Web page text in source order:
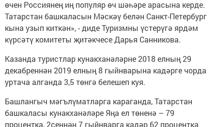
өчен Россиянең иң популяр өч шәһәре арасына керде.
Татарстан башкаласын Мәскәү белән Санкт-Петербург
кына узып киткән», - диде Туризмны үстерүгә ярдәм
күрсәтү комитеты җитәкчесе Дарья Санникова.
Казанда туристлар кунакханәләрне 2018 елның 29
декабреннән 2019 елның 8 гыйнварына кадәрге чорда
уртача алганда 3,5 төнгә белешеп куя.
Башлангыч мәгълүматларга караганда, Татарстан
башкаласы кунакханәләре Яңа ел төненә – 79
процентка, 2сеннән 7 гыйнварга кадәр 62 процентка